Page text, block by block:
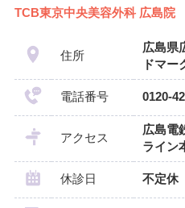
TCB東京中央美容外科 広島院
住所
広島県
ドマー
電話番号 0120-
アクセス
広島電
ライン
休診日 不定休